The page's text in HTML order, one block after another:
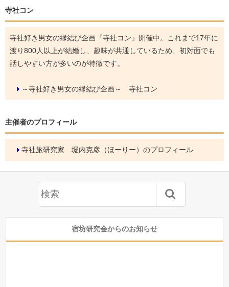
寺社コン
寺社好き男女の縁結び企画『寺社コン』開催中。これまで17年に
渡り800人以上が結婚し、趣味が共通しているため、初対面でも
話しやすい方が多いのが特徴です。
～寺社好き男女の縁結び企画～ 寺社コン
主催者のプロフィール
寺社旅研究家 堀内克彦（ほーりー）のプロフィール
宿坊研究会からのお知らせ